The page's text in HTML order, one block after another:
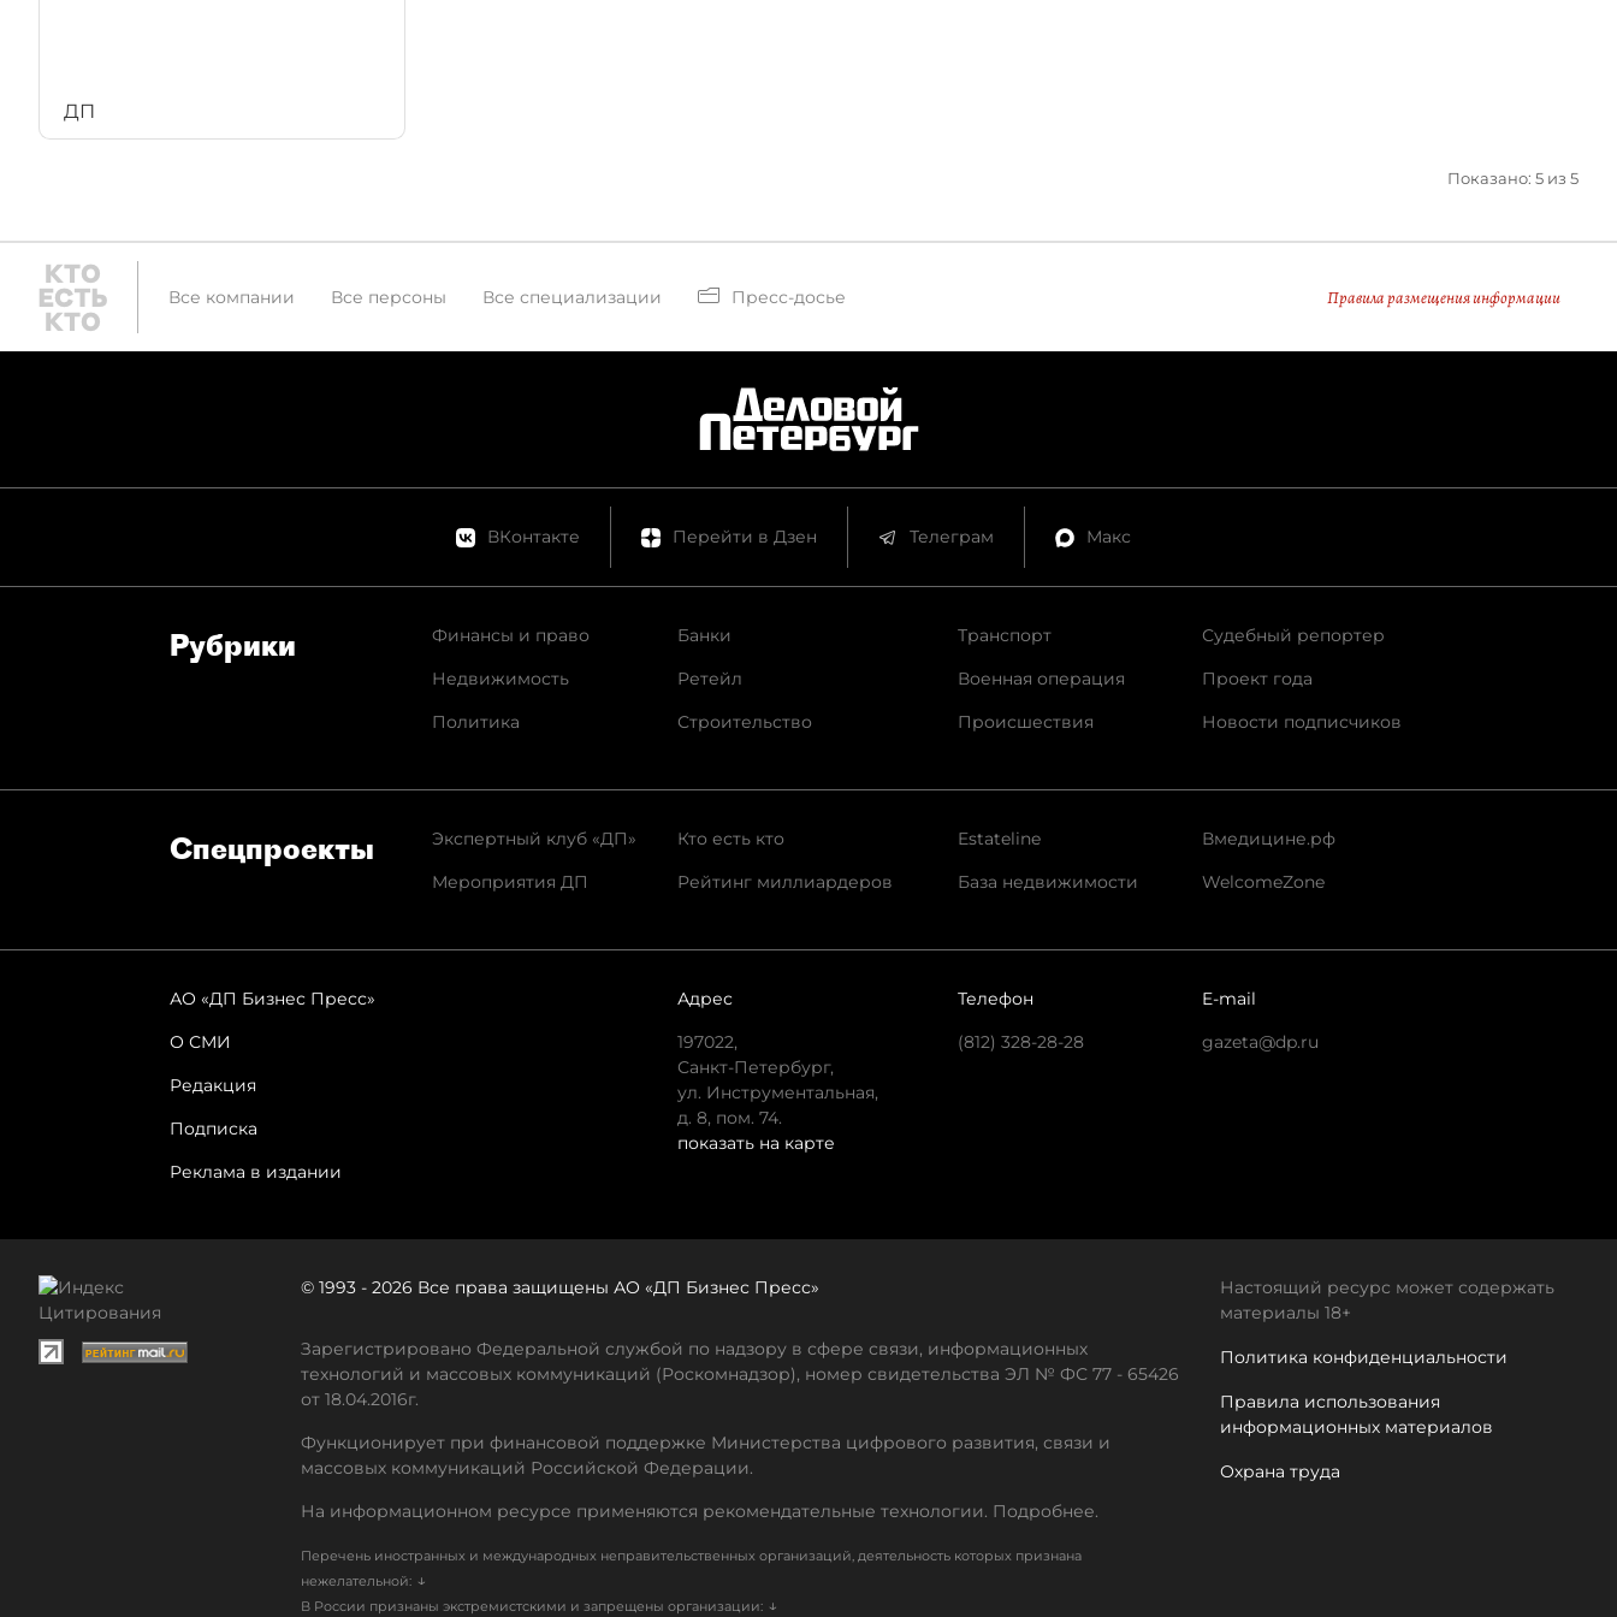
ДП
Показано: 5 из 5
Все компании Все персоны Все специализации Пресс-досье Правила размещения информации
ВКонтакте Перейти в Дзен Телеграм Макс
Рубрики
Финансы и право
Недвижимость
Политика
Банки
Ретейл
Строительство
Транспорт
Военная операция
Происшествия
Судебный репортер
Проект года
Новости подписчиков
Спец­проекты
Экспертный клуб «ДП»
Мероприятия ДП
Кто есть кто
Рейтинг миллиардеров
Estateline
База недвижимости
Вмедицине.рф
WelcomeZone
АО «ДП Бизнес Пресс»
О СМИ
Редакция
Подписка
Реклама в издании
Адрес
197022,
Санкт-Петербург,
ул. Инструментальная,
д. 8, пом. 74.
показать на карте
Телефон
(812) 328-28-28
E-mail
gazeta@dp.ru
© 1993 - 2026 Все права защищены АО «ДП Бизнес Пресс»
Зарегистрировано Федеральной службой по надзору в сфере связи, информационных
технологий и массовых коммуникаций (Роскомнадзор), номер свидетельства ЭЛ № ФС 77 - 65426
от 18.04.2016г.
Функционирует при финансовой поддержке Министерства цифрового развития, связи и
массовых коммуникаций Российской Федерации.
На информационном ресурсе применяются рекомендательные технологии. Подробнее.
Перечень иностранных и международных неправительственных организаций, деятельность которых признана
нежелательной: ↓
В России признаны экстремистскими и запрещены организации: ↓
Настоящий ресурс может содержать
материалы 18+
Политика конфиденциальности
Правила использования
информационных материалов
Охрана труда